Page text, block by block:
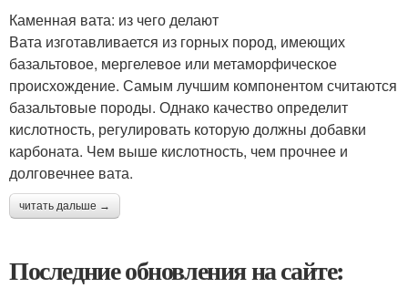
Каменная вата: из чего делают
Вата изготавливается из горных пород, имеющих
базальтовое, мергелевое или метаморфическое
происхождение. Самым лучшим компонентом считаются
базальтовые породы. Однако качество определит
кислотность, регулировать которую должны добавки
карбоната. Чем выше кислотность, чем прочнее и
долговечнее вата.
читать дальше →
Последние обновления на сайте: